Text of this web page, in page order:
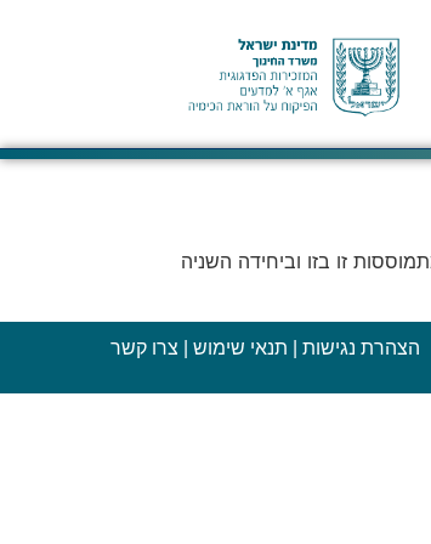
זו בזו וביחידה השניה
הצהרת נגישות תנאי שימוש צרו קשר